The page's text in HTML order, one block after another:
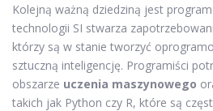
Kolejną ważną dziedziną jest
technologii SI stwarza
którzy są w stanie tworzyć
sztuczną inteligencję. Programiści
obszarze uczenia maszynowego
takich jak Python czy R, które są